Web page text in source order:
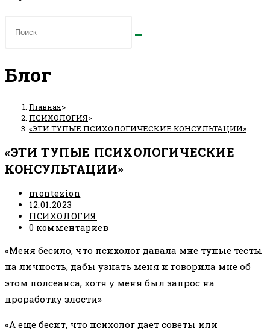
Блог
Главная>
ПСИХОЛОГИЯ>
«ЭТИ ТУПЫЕ ПСИХОЛОГИЧЕСКИЕ КОНСУЛЬТАЦИИ»
«ЭТИ ТУПЫЕ ПСИХОЛОГИЧЕСКИЕ
КОНСУЛЬТАЦИИ»
Автор
записи:
montezion
Запись
опубликована:
12.01.2023
Рубрика
записи:
ПСИХОЛОГИЯ
Комментарии
записи:
0 комментариев
«Меня бесило, что психолог давала мне тупые тесты
на личность, дабы узнать меня и говорила мне об
этом полсеанса, хотя у меня был запрос на
проработку злости»
«А еще бесит, что психолог дает советы или